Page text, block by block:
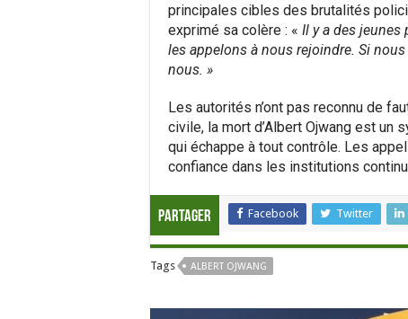
principales cibles des brutalités
exprimé sa colère : « Il y a des jeunes
les appelons à nous rejoindre. Si
nous. »
Les autorités n’ont pas reconnu de
civile, la mort d’Albert Ojwang est un
qui échappe à tout contrôle. Les
confiance dans les institutions
Partager Facebook Twitter
Tags ALBERT OJWANG